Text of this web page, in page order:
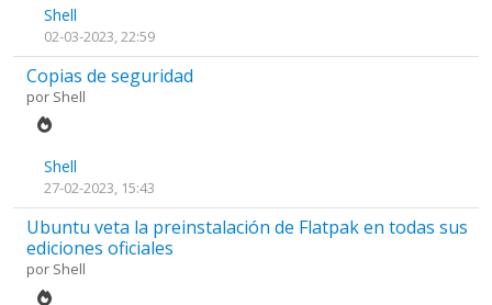
Shell
02-03-2023, 22:59
Copias de seguridad
por Shell
Shell
27-02-2023, 15:43
Ubuntu veta la preinstalación de Flatpak en todas sus
ediciones oficiales
por Shell